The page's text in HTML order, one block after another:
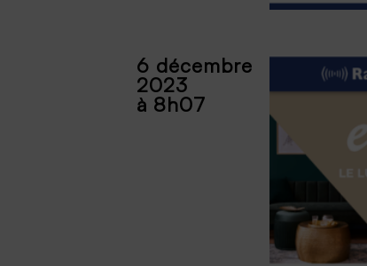
6 décembre
2023
à 8h07